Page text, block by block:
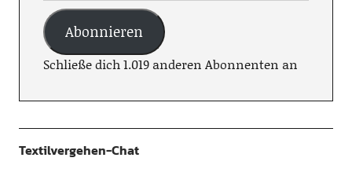
Abonnieren
Schließe dich 1.019 anderen Abonnenten an
Textilvergehen-Chat